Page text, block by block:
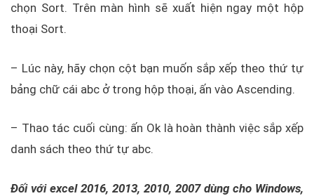
chọn Sort. Trên màn hình sẽ xuất hiện ngay một hộp
thoại Sort.
– Lúc này, hãy chọn cột bạn muốn sắp xếp theo thứ tự
bảng chữ cái abc ở trong hộp thoại, ấn vào Ascending.
– Thao tác cuối cùng: ấn Ok là hoàn thành việc sắp xếp
danh sách theo thứ tự abc.
Đối với excel 2016, 2013, 2010, 2007 dùng cho Windows,